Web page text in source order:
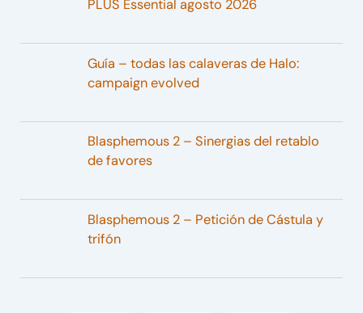
PLUS Essential agosto 2026
Guía – todas las calaveras de Halo:
campaign evolved
Blasphemous 2 – Sinergias del retablo
de favores
Blasphemous 2 – Petición de Cástula y
trifón